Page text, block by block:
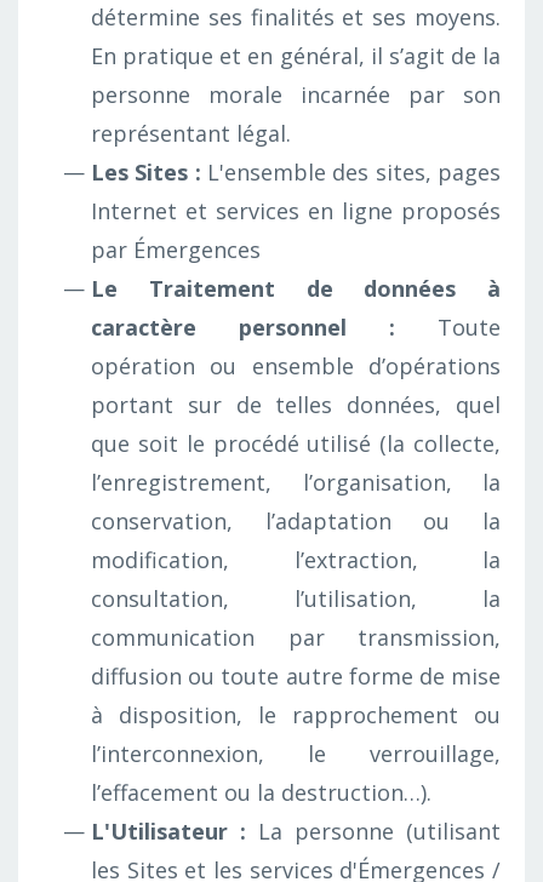
détermine ses finalités et ses moyens.
En pratique et en général, il s’agit de la
personne morale incarnée par son
représentant légal.
Les Sites : L'ensemble des sites, pages
Internet et services en ligne proposés
par Émergences
Le Traitement de données à
caractère personnel : Toute
opération ou ensemble d’opérations
portant sur de telles données, quel
que soit le procédé utilisé (la collecte,
l’enregistrement, l’organisation, la
conservation, l’adaptation ou la
modification, l’extraction, la
consultation, l’utilisation, la
communication par transmission,
diffusion ou toute autre forme de mise
à disposition, le rapprochement ou
l’interconnexion, le verrouillage,
l’effacement ou la destruction…).
L'Utilisateur : La personne (utilisant
les Sites et les services d'Émergences /